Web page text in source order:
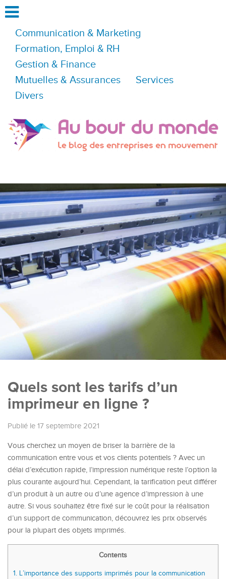
Communication & Marketing
Formation, Emploi & RH
Gestion & Finance
Mutuelles & Assurances
Services
Divers
Quels sont les tarifs d’un
imprimeur en ligne ?
Publié le 17 septembre 2021
Vous cherchez un moyen de briser la barrière de la
communication entre vous et vos clients potentiels ? Avec un
délai d’exécution rapide, l’impression numérique reste l’option la
plus courante aujourd’hui. Cependant, la tarification peut différer
d’un produit à un autre ou d’une agence d’impression à une
autre. Si vous souhaitez être fixé sur le coût pour la réalisation
d’un support de communication, découvrez les prix observés
pour la plupart des objets imprimés.
Contents
1. L’importance des supports imprimés pour la communication